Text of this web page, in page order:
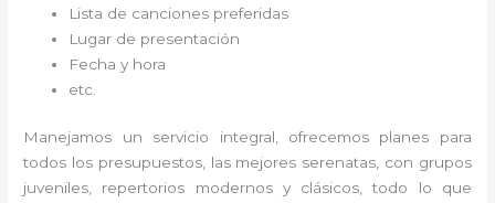
Lista de canciones preferidas
Lugar de presentación
Fecha y hora
etc.
Manejamos un servicio integral, ofrecemos planes para
todos los presupuestos, las mejores serenatas, con grupos
juveniles, repertorios modernos y clásicos, todo lo que